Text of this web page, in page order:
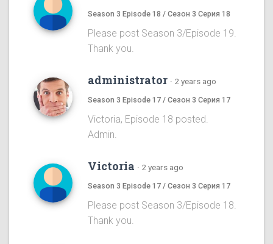
Season 3 Episode 18 / Сезон 3 Серия 18
Please post Season 3/Episode 19.
Thank you.
administrator · 2 years ago
Season 3 Episode 17 / Сезон 3 Серия 17
Victoria, Episode 18 posted.
Admin.
Victoria · 2 years ago
Season 3 Episode 17 / Сезон 3 Серия 17
Please post Season 3/Episode 18.
Thank you.